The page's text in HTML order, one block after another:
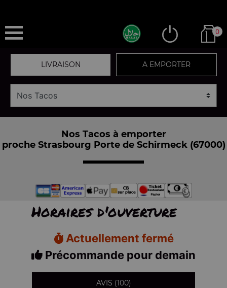
0
LIVRAISON A EMPORTER
Nos Tacos à emporter
proche Strasbourg Porte de Schirmeck (67000)
Horaires d'ouverture
Actuellement fermé
Précommande pour demain
AVIS (100)